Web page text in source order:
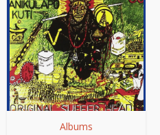
Albums